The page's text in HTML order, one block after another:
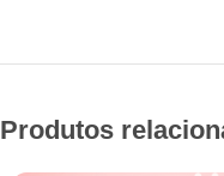
Produtos